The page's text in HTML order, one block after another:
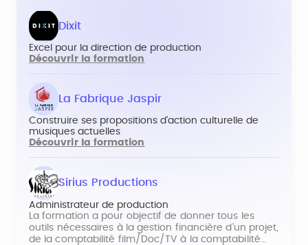
Dixit
Excel pour la direction de production
Découvrir la formation
La Fabrique Jaspir
Construire ses propositions d'action culturelle de
musiques actuelles
Découvrir la formation
Sirius Productions
Administrateur de production
La formation a pour objectif de donner tous les
outils nécessaires à la gestion financière d’un projet,
de la comptabilité film/Doc/TV à la comptabilité…